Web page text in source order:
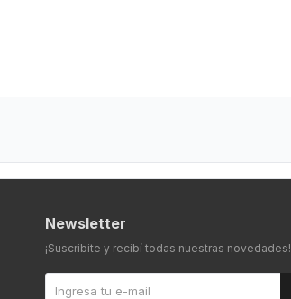
Newsletter
¡Suscribite y recibí todas nuestras novedades!